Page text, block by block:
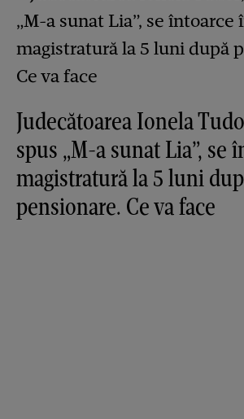
Judecătoarea Ionela
spus „M-a sunat Lia”, se
magistratură la 5 luni
pensionare. Ce va face